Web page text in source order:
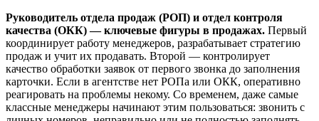
Руководитель отдела продаж (РОП) и отдел контроля
качества (ОКК) — ключевые фигуры в продажах. Первый
координирует работу менеджеров, разрабатывает стратегию
продаж и учит их продавать. Второй — контролирует
качество обработки заявок от первого звонка до заполнения
карточки. Если в агентстве нет РОПа или ОКК, оперативно
реагировать на проблемы некому. Со временем, даже самые
классные менеджеры начинают этим пользоваться: звонить с